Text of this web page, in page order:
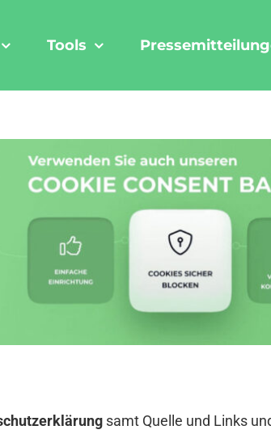
Tools
samt Quelle und Links